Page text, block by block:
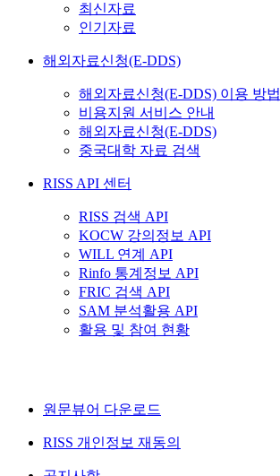
최신자료
인기자료
해외자료신청(E-DDS)
해외자료신청(E-DDS) 이용 방법
비용지원 서비스 안내
해외자료신청(E-DDS)
중국대학 자료 검색
RISS API 센터
RISS 검색 API
KOCW 강의정보 API
WILL 연계 API
Rinfo 통계정보 API
FRIC 검색 API
SAM 분석활용 API
활용 및 참여 현황
원문뷰어 다운로드
RISS 개인정보 재동의